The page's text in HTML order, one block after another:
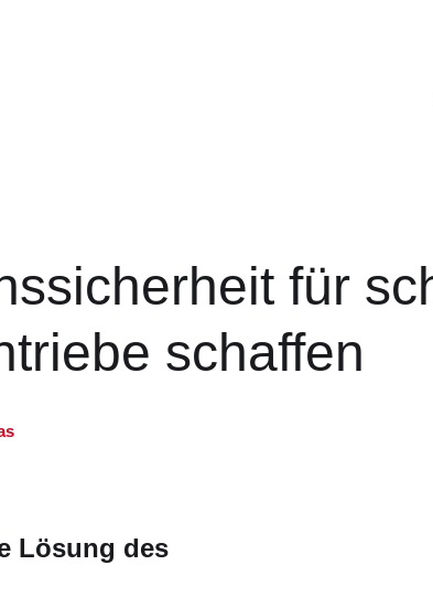
für
schaffen
Lösung des